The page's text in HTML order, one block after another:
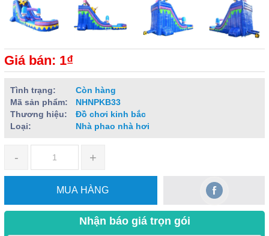
Giá bán: 1₫
Tình trạng:
Còn hàng
Mã sản phẩm:
NHNPKB33
Thương hiệu:
Đồ chơi kinh bắc
Loại:
Nhà phao nhà hơi
- +
MUA HÀNG
Nhận báo giá trọn gói